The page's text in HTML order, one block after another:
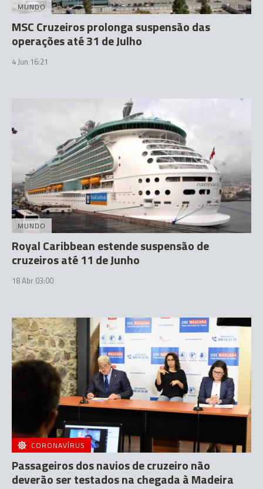
MUNDO
MSC Cruzeiros prolonga suspensão das
operações até 31 de Julho
4 Jun 16:21
MUNDO
Royal Caribbean estende suspensão de
cruzeiros até 11 de Junho
18 Abr 03:00
CORONAVÍRUS
Passageiros dos navios de cruzeiro não
deverão ser testados na chegada à Madeira